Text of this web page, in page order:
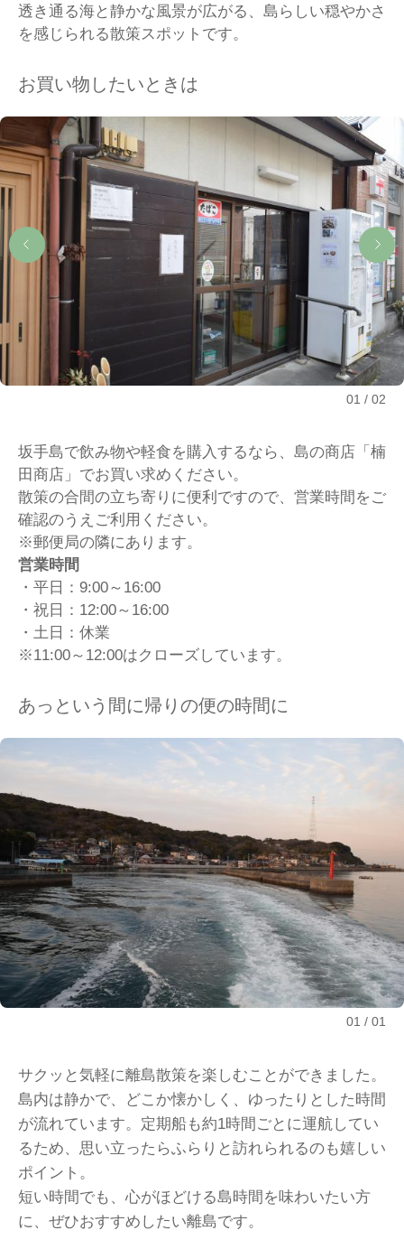
透き通る海と静かな風景が広がる、島らしい穏やかさ
を感じられる散策スポットです。
お買い物したいときは
01 02
坂手島で飲み物や軽食を購入するなら、島の商店「楠
田商店」でお買い求めください。
散策の合間の立ち寄りに便利ですので、営業時間をご
確認のうえご利用ください。
※郵便局の隣にあります。
営業時間
・平日：9:00～16:00
・祝日：12:00～16:00
・土日：休業
※11:00～12:00はクローズしています。
あっという間に帰りの便の時間に
01 01
サクッと気軽に離島散策を楽しむことができました。
島内は静かで、どこか懐かしく、ゆったりとした時間
が流れています。定期船も約1時間ごとに運航してい
るため、思い立ったらふらりと訪れられるのも嬉しい
ポイント。
短い時間でも、心がほどける島時間を味わいたい方
に、ぜひおすすめしたい離島です。